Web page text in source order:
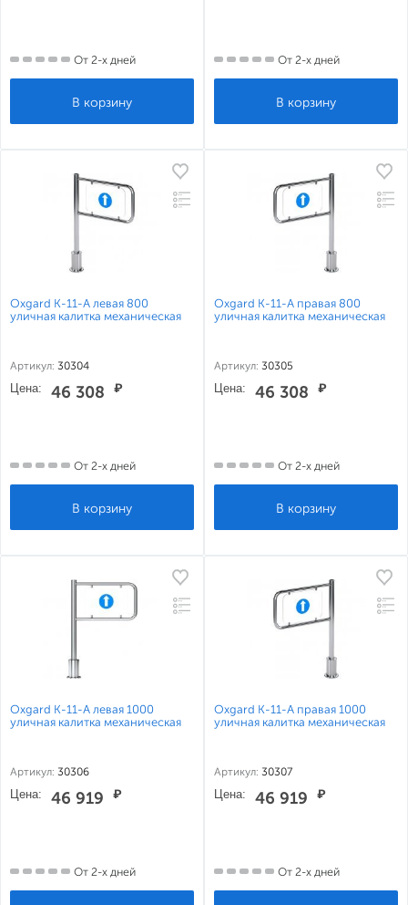
От 2-х дней От 2-х дней
Oxgard К-11-А левая 800
уличная калитка механическая
Артикул: 30304
Цена: 46 308 ₽
От 2-х дней
Oxgard К-11-А правая 800
уличная калитка механическая
Артикул: 30305
Цена: 46 308 ₽
От 2-х дней
Oxgard К-11-А левая 1000
уличная калитка механическая
Артикул: 30306
Цена: 46 919 ₽
От 2-х дней
Oxgard К-11-А правая 1000
уличная калитка механическая
Артикул: 30307
Цена: 46 919 ₽
От 2-х дней